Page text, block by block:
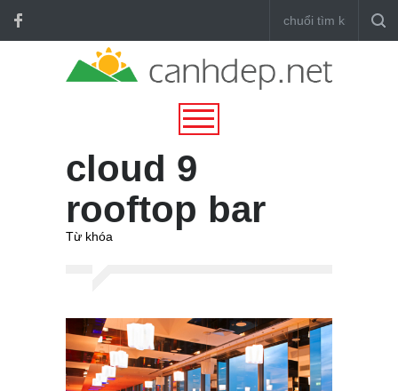
cloud 9
rooftop bar
Từ khóa